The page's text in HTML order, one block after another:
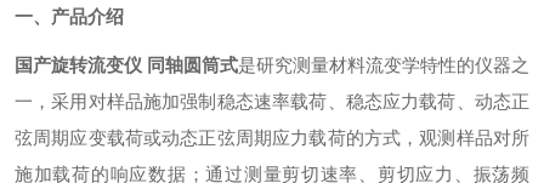
一、产品介绍
国产旋转流变仪 同轴圆筒式是研究测量材料流变学特性的仪器之
一，采用对样品施加强制稳态速率载荷、稳态应力载荷、动态正
弦周期应变载荷或动态正弦周期应力载荷的方式，观测样品对所
施加载荷的响应数据；通过测量剪切速率、剪切应力、振荡频